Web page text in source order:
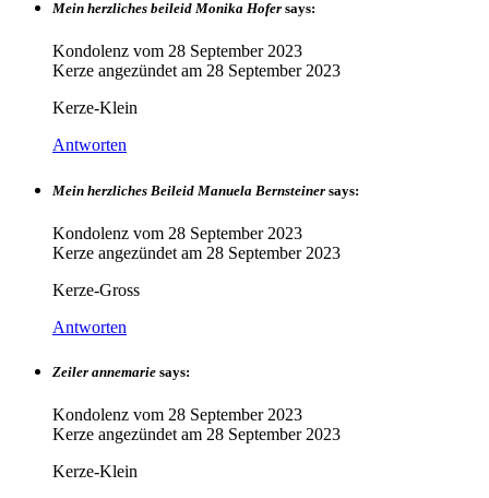
Mein herzliches beileid Monika Hofer says:
Kondolenz vom 28 September 2023
Kerze angezündet am 28 September 2023
Kerze-Klein
Antworten
Mein herzliches Beileid Manuela Bernsteiner says:
Kondolenz vom 28 September 2023
Kerze angezündet am 28 September 2023
Kerze-Gross
Antworten
Zeiler annemarie says:
Kondolenz vom 28 September 2023
Kerze angezündet am 28 September 2023
Kerze-Klein